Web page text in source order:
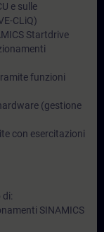
e sulle
CLiQ)
Startdrive
funzioni
(gestione
con esercitazioni
SINAMICS